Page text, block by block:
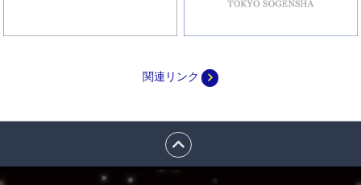
関連リンク navigate_next
expand_less